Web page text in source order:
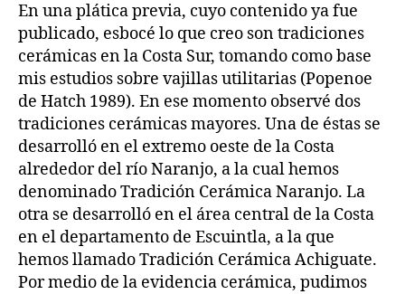
En una plática previa, cuyo contenido ya fue
publicado, esbocé lo que creo son tradiciones
cerámicas en la Costa Sur, tomando como base
mis estudios sobre vajillas utilitarias (Popenoe
de Hatch 1989). En ese momento observé dos
tradiciones cerámicas mayores. Una de éstas se
desarrolló en el extremo oeste de la Costa
alrededor del río Naranjo, a la cual hemos
denominado Tradición Cerámica Naranjo. La
otra se desarrolló en el área central de la Costa
en el departamento de Escuintla, a la que
hemos llamado Tradición Cerámica Achiguate.
Por medio de la evidencia cerámica, pudimos